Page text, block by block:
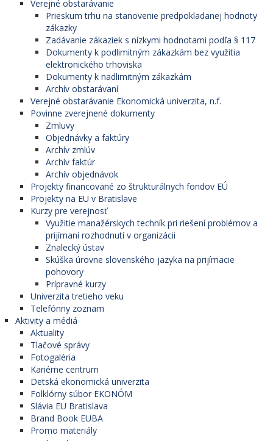
Verejné obstarávanie
Prieskum trhu na stanovenie predpokladanej hodnoty
zákazky
Zadávanie zákaziek s nízkymi hodnotami podľa § 117
Dokumenty k podlimitným zákazkám bez využitia
elektronického trhoviska
Dokumenty k nadlimitným zákazkám
Archív obstarávaní
Verejné obstarávanie Ekonomická univerzita, n.f.
Povinne zverejnené dokumenty
Zmluvy
Objednávky a faktúry
Archív zmlúv
Archív faktúr
Archív objednávok
Projekty financované zo štrukturálnych fondov EÚ
Projekty na EU v Bratislave
Kurzy pre verejnosť
Využitie manažérskych techník pri riešení problémov a
prijímaní rozhodnutí v organizácii
Znalecký ústav
Skúška úrovne slovenského jazyka na prijímacie
pohovory
Prípravné kurzy
Univerzita tretieho veku
Telefónny zoznam
Aktivity a médiá
Aktuality
Tlačové správy
Fotogaléria
Kariérne centrum
Detská ekonomická univerzita
Folklórny súbor EKONÓM
Slávia EU Bratislava
Brand Book EUBA
Promo materiály